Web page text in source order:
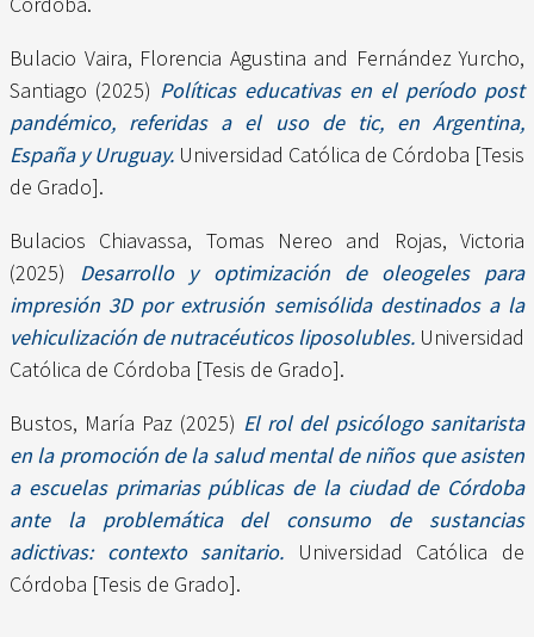
Bulacio Vaira, Florencia Agustina and Fernández Yurcho,
Santiago (2025) Políticas educativas en el período post
pandémico, referidas a el uso de tic, en Argentina,
España y Uruguay. Universidad Católica de Córdoba [Tesis
de Grado].
Bulacios Chiavassa, Tomas Nereo and
Rojas, Victoria
(2025) Desarrollo y optimización de oleogeles para
impresión 3D por extrusión semisólida destinados a la
vehiculización de nutracéuticos liposolubles. Universidad
Católica de Córdoba [Tesis de Grado].
Bustos, María Paz (2025) El rol del psicólogo sanitarista
en la promoción de la salud mental de niños que asisten
a escuelas primarias públicas de la ciudad de Córdoba
ante la problemática del consumo de sustancias
adictivas: contexto sanitario. Universidad Católica de
Córdoba [Tesis de Grado].